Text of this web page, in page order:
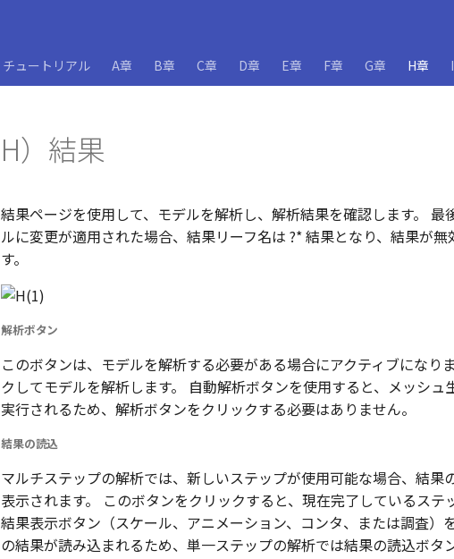
チュートリアル A章 B章 C章 D章 E章 F章 G章 H章
H）結果
結果ページを使用して、モデルを解析し、解析結果を確認します。 最
ルに変更が適用された場合、結果リーフ名は ?* 結果となり、結果が
す。
解析ボタン
このボタンは、モデルを解析する必要がある場合にアクティブになり
クしてモデルを解析します。 自動解析ボタンを使用すると、メッシュ
実行されるため、解析ボタンをクリックする必要はありません。
結果の読込
マルチステップの解析では、新しいステップが使用可能な場合、結果
表示されます。 このボタンをクリックすると、現在完了しているステ
結果表示ボタン（スケール、アニメーション、コンタ、または調査）
の結果が読み込まれるため、単一ステップの解析では結果の読込ボタ